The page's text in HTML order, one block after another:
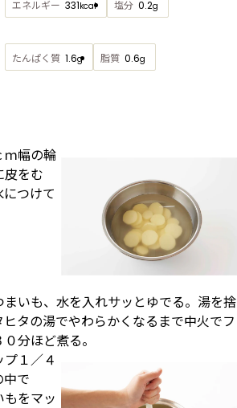
エネルギー 331kcal 塩分 0.2g
たんぱく質 1.6g 脂質 0.6g
ｍ幅の輪
皮をむ
つけて
いも、水を入れサッとゆでる。湯を捨
タの湯でやわらかくなるまで中火でフ
分ほど煮る。
１／４
中で
もをマッ